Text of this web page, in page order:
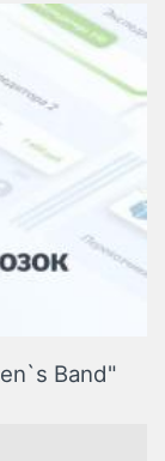
Band"